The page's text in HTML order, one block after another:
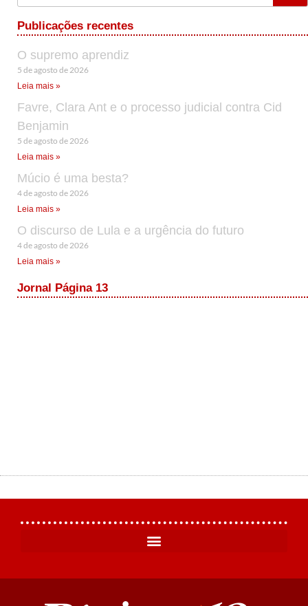
Publicações recentes
O supremo aprendiz
5 de agosto de 2026
Leia mais »
Favre, Clara Ant e o processo judicial contra Cid
Benjamin
5 de agosto de 2026
Leia mais »
Múcio é uma besta?
4 de agosto de 2026
Leia mais »
O discurso de Lula e a urgência do futuro
4 de agosto de 2026
Leia mais »
Jornal Página 13